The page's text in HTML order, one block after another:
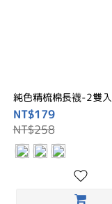
純色精梳棉長襪-2雙入
NT$179
NT$258